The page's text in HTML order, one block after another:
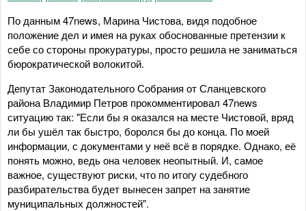
По данным 47news, Марина Чистова, видя подобное
положение дел и имея на руках обоснованные претензии к
себе со стороны прокуратуры, просто решила не заниматься
бюрократической волокитой.
Депутат Законодательного Собрания от Сланцевского
района Владимир Петров прокомментировал 47news
ситуацию так: "Если бы я оказался на месте Чистовой, вряд
ли бы ушёл так быстро, боролся бы до конца. По моей
информации, с документами у неё всё в порядке. Однако, её
понять можно, ведь она человек неопытный. И, самое
важное, существуют риски, что по итогу судебного
разбирательства будет вынесен запрет на занятие
муниципальных должностей".